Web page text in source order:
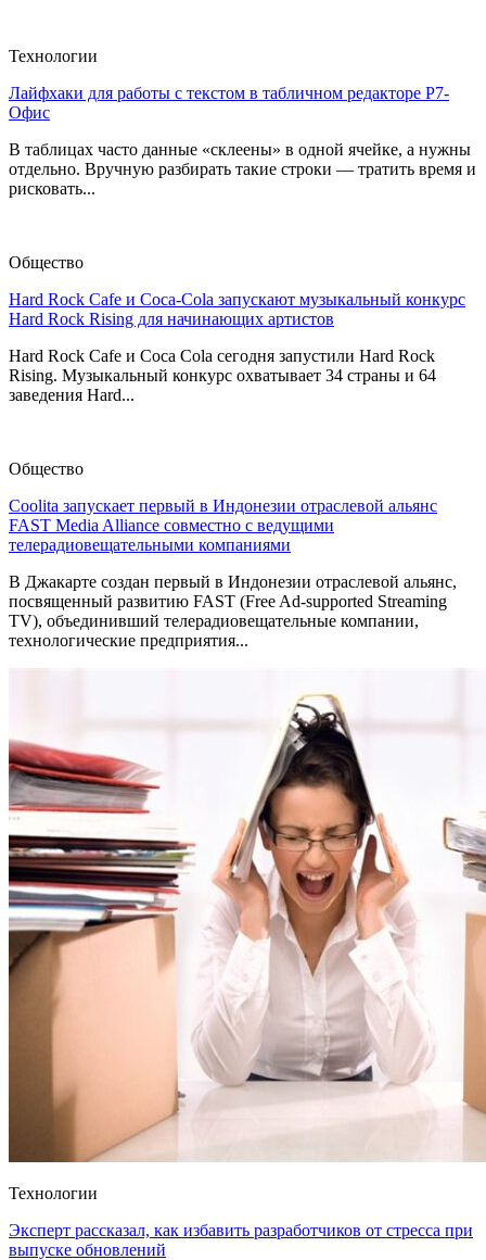
Технологии
Лайфхаки для работы с текстом в табличном редакторе Р7-
Офис
В таблицах часто данные «склеены» в одной ячейке, а нужны
отдельно. Вручную разбирать такие строки — тратить время и
рисковать...
Общество
Hard Rock Cafe и Coca-Cola запускают музыкальный конкурс
Hard Rock Rising для начинающих артистов
Hard Rock Cafe и Coca Cola сегодня запустили Hard Rock
Rising. Музыкальный конкурс охватывает 34 страны и 64
заведения Hard...
Общество
Coolita запускает первый в Индонезии отраслевой альянс
FAST Media Alliance совместно с ведущими
телерадиовещательными компаниями
В Джакарте создан первый в Индонезии отраслевой альянс,
посвященный развитию FAST (Free Ad-supported Streaming
TV), объединивший телерадиовещательные компании,
технологические предприятия...
Технологии
Эксперт рассказал, как избавить разработчиков от стресса при
выпуске обновлений